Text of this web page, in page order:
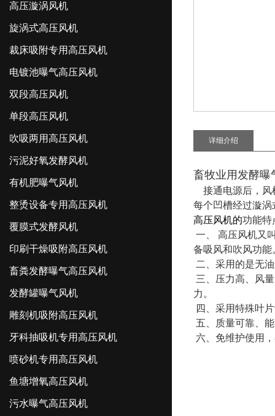
高压漩涡风机
旋涡式高压风机
裁床吸附专用高压风机
电镀池曝气高压风机
双段高压风机
单段高压风机
吹吸两用高压风机
污泥好氧发酵风机
有机肥曝气风机
整烫设备专用高压风机
覆膜式发酵风机
印刷干燥吸附高压风机
畜粪发酵曝气高压风机
发酵罐曝气风机
雕刻机吸附高压风机
牙科抽吸机专用高压风机
喷砂机专用高压风机
鱼塘增氧高压风机
污水曝气高压风机
详细介绍
畜牧业用发酵曝
接通电源后，风
每个凹槽经过漩
高压风机的功能特
一、 高压风机又
备吸风和吹风功
二、采用的是无
三、压力高、风
力。
四、采用特殊叶
五、质量可靠、
六、免维护使用